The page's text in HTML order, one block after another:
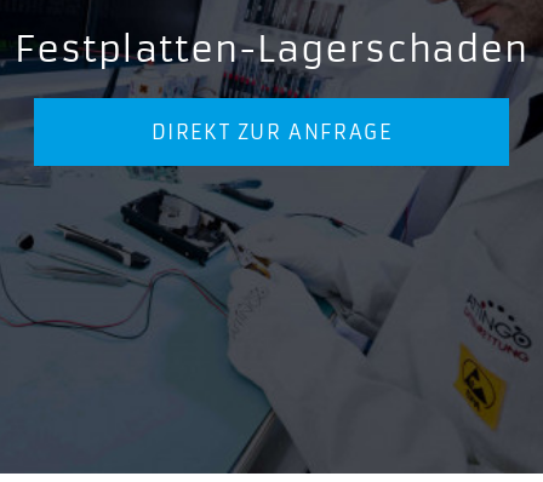
Festplatten-Lagerschaden
DIREKT ZUR ANFRAGE